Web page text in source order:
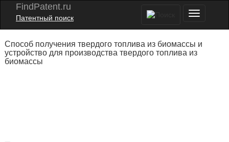
FindPatent.ru
Патентный поиск
Способ получения твердого топлива из биомассы и
устройство для производства твердого топлива из
биомассы